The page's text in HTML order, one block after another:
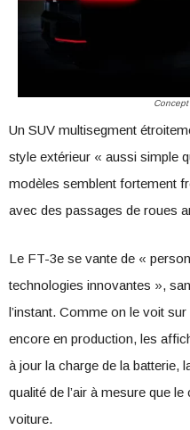
Concept
Un SUV multisegment
style extérieur « aussi simple
modèles semblent fortement
avec des passages de roues
Le FT-3e se vante de «
technologies innovantes »,
l’instant. Comme on le voit
encore en production, les
à jour la charge de la batterie,
qualité de l’air à mesure que
voiture.